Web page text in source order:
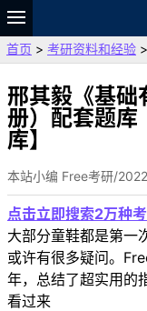
题库
故事
VIP
资料
首页 > 考研资料和经验 >
邢其毅《基础
册）配套题库
库】
本站小编 Free考研/
点击立即搜索2万种
大部分童鞋都是第一
或许有很多疑问。
年，总结了超实用的
看过来